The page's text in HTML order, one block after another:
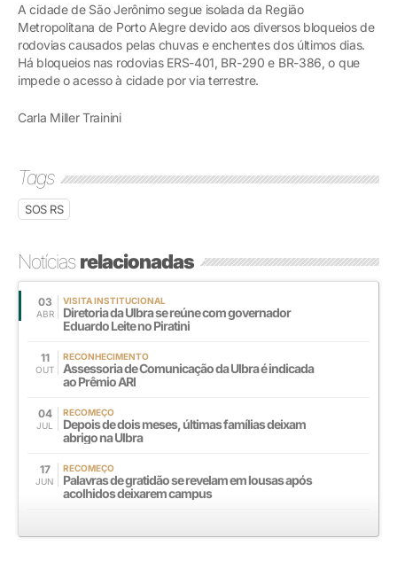
A cidade de São Jerônimo segue isolada da Região
Metropolitana de Porto Alegre devido aos diversos bloqueios de
rodovias causados pelas chuvas e enchentes dos últimos dias.
Há bloqueios nas rodovias ERS-401, BR-290 e BR-386, o que
impede o acesso à cidade por via terrestre.
Carla Miller Trainini
Tags
SOS RS
Notíciasrelacionadas
03
ABR
VISITA INSTITUCIONAL
Diretoria da Ulbra se reúne com governador
Eduardo Leite no Piratini
11
OUT
RECONHECIMENTO
Assessoria de Comunicação da Ulbra é indicada
ao Prêmio ARI
04
JUL
RECOMEÇO
Depois de dois meses, últimas famílias deixam
abrigo na Ulbra
17
JUN
RECOMEÇO
Palavras de gratidão se revelam em lousas após
acolhidos deixarem campus